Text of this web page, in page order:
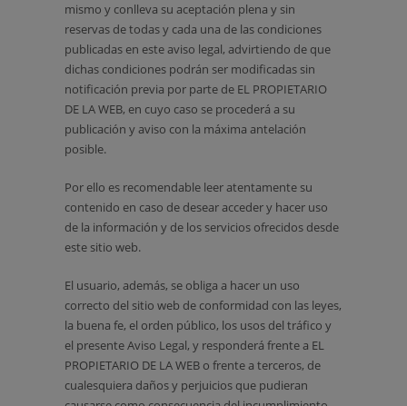
mismo y conlleva su aceptación plena y sin
reservas de todas y cada una de las condiciones
publicadas en este aviso legal, advirtiendo de que
dichas condiciones podrán ser modificadas sin
notificación previa por parte de EL PROPIETARIO
DE LA WEB, en cuyo caso se procederá a su
publicación y aviso con la máxima antelación
posible.
Por ello es recomendable leer atentamente su
contenido en caso de desear acceder y hacer uso
de la información y de los servicios ofrecidos desde
este sitio web.
El usuario, además, se obliga a hacer un uso
correcto del sitio web de conformidad con las leyes,
la buena fe, el orden público, los usos del tráfico y
el presente Aviso Legal, y responderá frente a EL
PROPIETARIO DE LA WEB o frente a terceros, de
cualesquiera daños y perjuicios que pudieran